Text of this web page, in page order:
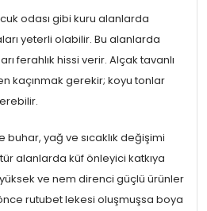
odası gibi kuru alanlarda
yeterli olabilir. Bu alanlarda
ferahlık hissi verir. Alçak tavanlı
kaçınmak gerekir; koyu tonlar
yağ ve sıcaklık değişimi
alanlarda küf önleyici katkıya
ve nem direnci güçlü ürünler
rutubet lekesi oluşmuşsa boya